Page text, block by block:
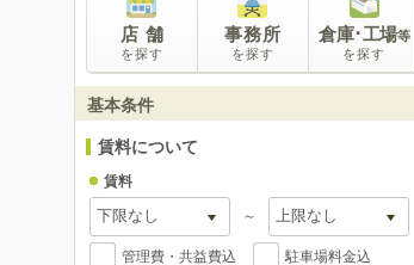
店 舗
を探す
事務所
を探す
倉庫･工場等
を探す
基本条件
賃料について
賃料
～
管理費・共益費込 駐車場料金込